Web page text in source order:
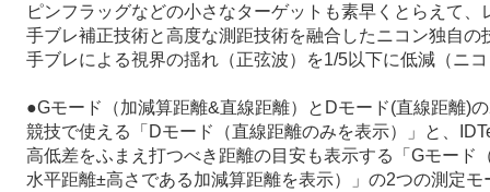
ピンフラッグなどの小さなターゲットも素早くとらえて
手ブレ補正技術と高度な測距技術を融合したニコン独自の
手ブレによる視界の揺れ（正弦波）を1/5以下に低減（ニ
●Gモード（加減算距離&直線距離）とDモード(直線距離)
競技で使える「Dモード（直線距離のみを表示）」と、
高低差をふまえ打つべき距離の目安も表示する「Gモード
水平距離±高さである加減算距離を表示）」の2つの測定モ